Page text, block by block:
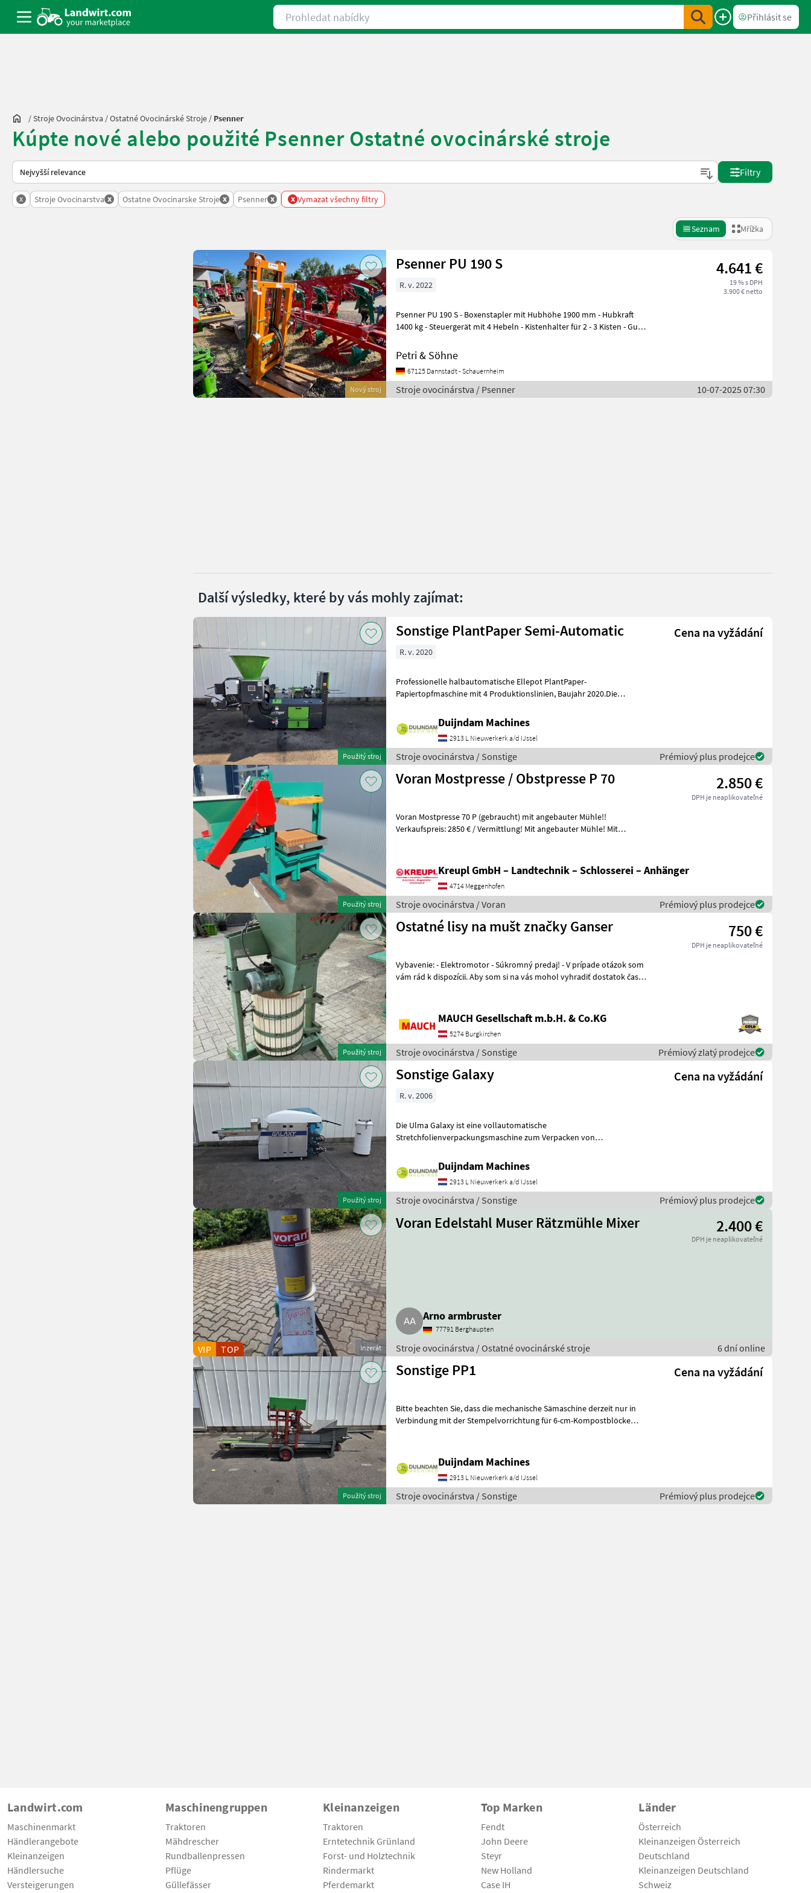
Prohledat nabídky
Přihlásit se
/Stroje Ovocinárstva /Ostatné Ovocinárské Stroje / Psenner
Kúpte nové alebo použité Psenner Ostatné ovocinárské stroje
Takto se řadí nabídky na Landwirt.com
Filtry
x Stroje Ovocinarstva x Ostatne Ovocinarske Stroje x Psenner x x Vymazat všechny filtry
Seznam Mřížka
Nový stroj
Psenner PU 190 S 4.641 €
19 % s DPH
3.900 € netto
R. v. 2022
Psenner PU 190 S - Boxenstapler mit Hubhöhe 1900 mm - Hubkraft
1400 kg - Steuergerät mit 4 Hebeln - Kistenhalter für 2 - 3 Kisten - Gute
Petri & Söhne
67125 Dannstadt - Schauernheim
Stroje ovocinárstva / Psenner 10-07-2025 07:30
Další výsledky, které by vás mohly zajímat:
Použitý stroj
Sonstige PlantPaper Semi-Automatic Cena na vyžádání
R. v. 2020
Professionelle halbautomatische Ellepot PlantPaper-
Papiertopfmaschine mit 4 Produktionslinien, Baujahr 2020.Die
Duijndam Machines
2913 L Nieuwerkerk a/d IJssel
Stroje ovocinárstva / Sonstige Prémiový plus prodejce
Použitý stroj
Voran Mostpresse / Obstpresse P 70 2.850 €
DPH je neaplikovateľné
Voran Mostpresse 70 P (gebraucht) mit angebauter Mühle!!
Verkaufspreis: 2850 € / Vermittlung! Mit angebauter Mühle! Mit
Kreupl GmbH – Landtechnik – Schlosserei – Anhänger
4714 Meggenhofen
Stroje ovocinárstva / Voran Prémiový plus prodejce
Použitý stroj
Ostatné lisy na mušt značky Ganser 750 €
DPH je neaplikovateľné
Vybavenie: - Elektromotor - Súkromný predaj! - V prípade otázok som
vám rád k dispozícii. Aby som si na vás mohol vyhradiť dostatok času,
MAUCH Gesellschaft m.b.H. & Co.KG
5274 Burgkirchen
Stroje ovocinárstva / Sonstige Prémiový zlatý prodejce
Použitý stroj
Sonstige Galaxy Cena na vyžádání
R. v. 2006
Die Ulma Galaxy ist eine vollautomatische
Stretchfolienverpackungsmaschine zum Verpacken von
Duijndam Machines
2913 L Nieuwerkerk a/d IJssel
Stroje ovocinárstva / Sonstige Prémiový plus prodejce
Inzerát
VIP TOP
Voran Edelstahl Muser Rätzmühle Mixer 2.400 €
DPH je neaplikovateľné
Arno armbruster
77791 Berghaupten
Stroje ovocinárstva / Ostatné ovocinárské stroje 6 dní online
Použitý stroj
Sonstige PP1 Cena na vyžádání
Bitte beachten Sie, dass die mechanische Sämaschine derzeit nur in
Verbindung mit der Stempelvorrichtung für 6-cm-Kompostblöcke
Duijndam Machines
2913 L Nieuwerkerk a/d IJssel
Stroje ovocinárstva / Sonstige Prémiový plus prodejce
Landwirt.com
Maschinenmarkt
Händlerangebote
Kleinanzeigen
Händlersuche
Versteigerungen
Maschinengruppen
Traktoren
Mähdrescher
Rundballenpressen
Pflüge
Güllefässer
Kleinanzeigen
Traktoren
Erntetechnik Grünland
Forst- und Holztechnik
Rindermarkt
Pferdemarkt
Top Marken
Fendt
John Deere
Steyr
New Holland
Case IH
Länder
Österreich
Kleinanzeigen Österreich
Deutschland
Kleinanzeigen Deutschland
Schweiz